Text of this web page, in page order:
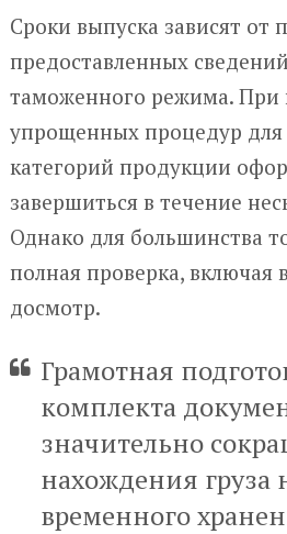
Сроки выпуска зависят от
предоставленных
таможенного режима. При
упрощенных процедур
категорий продукции
завершиться в течение
Однако для большинства
полная проверка,
досмотр.
Грамотная
комплекта
значительно
нахождения груза
временного